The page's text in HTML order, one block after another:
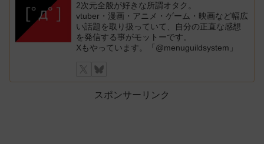
2次元全般が好きな所謂オタク。
vtuber・漫画・アニメ・ゲーム・映画など幅広
い話題を取り扱っていて、自分の正直な感想
を発信する事がモットーです。
Xもやっています。「@menuguildsystem」
スポンサーリンク